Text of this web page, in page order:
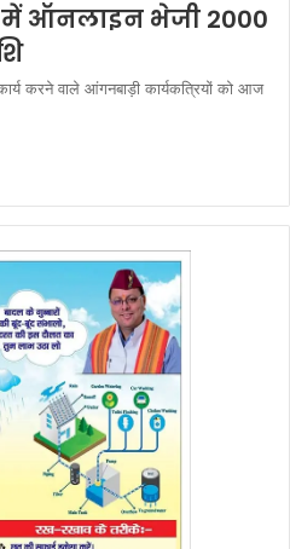
ऑनलाइन भेजी 2000
करने वाले आंगनबाड़ी कार्यकत्रियों को आज